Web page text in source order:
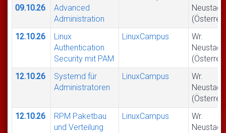
09.10.26
Advanced
Administration
Neustadt
12.10.26
Linux
Authentication
Security mit PAM
LinuxCampus
Wr.
Neustadt
12.10.26
Systemd für
Administratoren
LinuxCampus
Wr.
Neustadt
12.10.26
RPM Paketbau
und Verteilung
LinuxCampus
Wr.
Neustadt